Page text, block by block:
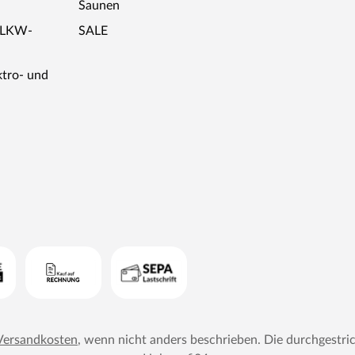
des Holzes sowie den verschiedenen
Hersteller festgesetzt werden, können wir leider
mit Halblängen eignen sich sowohl für die
sie die erforderliche Mindestlänge von 40 cm
Bei Holzböden, die mit Ölen behandelt
erfolgen. Hierzu muss unbedingt das
schön bleibt. Diese Prozedur sollte bei
Ölung werden die Farben des Bodens
und
Saunen
SALE
, wenn nicht anders beschrieben. Die